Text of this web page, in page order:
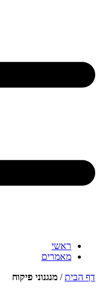
ראשי
מאמרים
דף הבית/ מנגנוני פיקוח